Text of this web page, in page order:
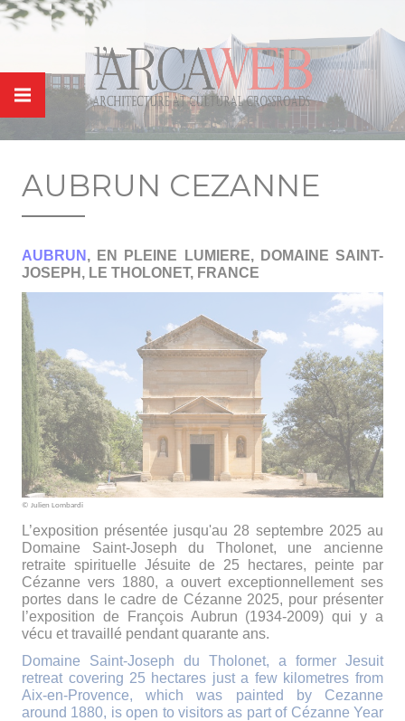
AUBRUN CEZANNE
AUBRUN , EN PLEINE LUMIERE, DOMAINE SAINT-
JOSEPH, LE THOLONET, FRANCE
© Julien Lombardi
L’exposition présentée jusqu'au 28 septembre 2025 au
Domaine Saint-Joseph du Tholonet, une ancienne
retraite spirituelle Jésuite de 25 hectares, peinte par
Cézanne vers 1880, a ouvert exceptionnellement ses
portes dans le cadre de Cézanne 2025, pour présenter
l’exposition de François Aubrun (1934-2009) qui y a
vécu et travaillé pendant quarante ans.
Domaine Saint-Joseph du Tholonet, a former Jesuit
retreat covering 25 hectares just a few kilometres from
Aix-en-Provence, which was painted by Cezanne
around 1880, is open to visitors as part of Cézanne Year
Panneau de gestion des cookies